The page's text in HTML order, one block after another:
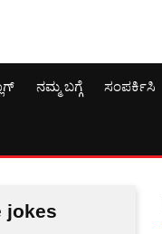
ನಮ್ಮ ಬಗ್ಗೆ ಸಂಪರ್ಕಿಸಿ
jokes